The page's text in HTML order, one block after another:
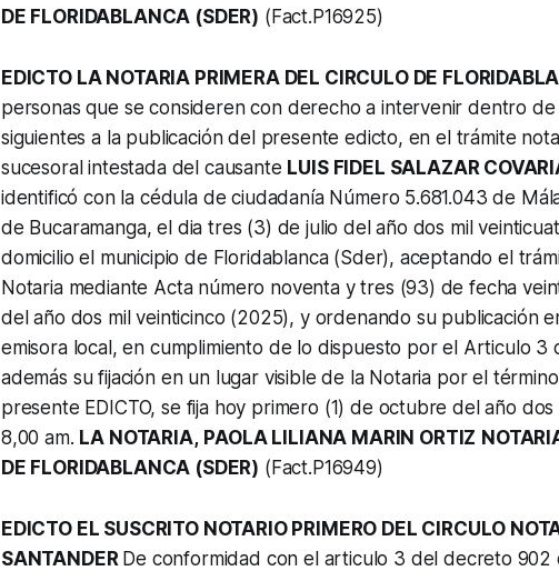
DE FLORIDABLANCA (SDER) (Fact.P16925)
EDICTO LA NOTARIA PRIMERA DEL CIRCULO DE
personas que se consideren con derecho a intervenir dentro de
siguientes a la publicación del presente edicto, en el trámite
sucesoral intestada del causante LUIS FIDEL SALAZAR
identificó con la cédula de ciudadanía Número 5.681.043 de
de Bucaramanga, el dia tres (3) de julio del año dos mil
domicilio el municipio de Floridablanca (Sder), aceptando el
Notaria mediante Acta número noventa y tres (93) de fecha
del año dos mil veinticinco (2025), y ordenando su publicación
emisora local, en cumplimiento de lo dispuesto por el Articulo 3
además su fijación en un lugar visible de la Notaria por el
presente EDICTO, se fija hoy primero (1) de octubre del año
8,00 am. LA NOTARIA, PAOLA LILIANA MARIN ORTIZ
DE FLORIDABLANCA (SDER) (Fact.P16949)
EDICTO EL SUSCRITO NOTARIO PRIMERO DEL CIRCULO
SANTANDER De conformidad con el articulo 3 del decreto 902